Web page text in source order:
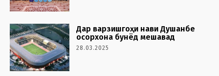
Дар варзишгоҳи нави Душанбе
осорхона бунёд мешавад
28.03.2025